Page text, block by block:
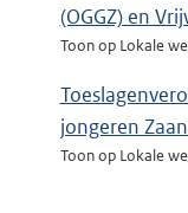
(OGGZ) en
Toon op Lokale
jongeren
Toon op Lokale